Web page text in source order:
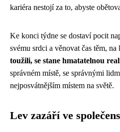
kariéra nestojí za to, abyste
Ke konci týdne se dostaví pocit
svému srdci a věnovat čas těm,
toužili, se stane hmatatelnou
správném místě, se správnými
nejposvátnějším místem na světě.
Lev zazáří ve